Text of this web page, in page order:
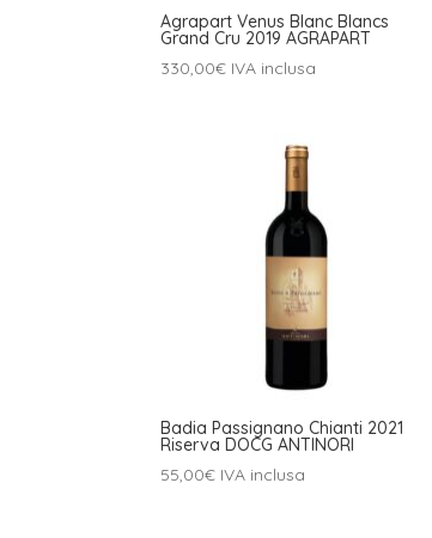
Agrapart Venus Blanc Blancs
Grand Cru 2019 AGRAPART
330,00€ IVA inclusa
Badia Passignano Chianti 2021
Riserva DOCG ANTINORI
55,00€ IVA inclusa